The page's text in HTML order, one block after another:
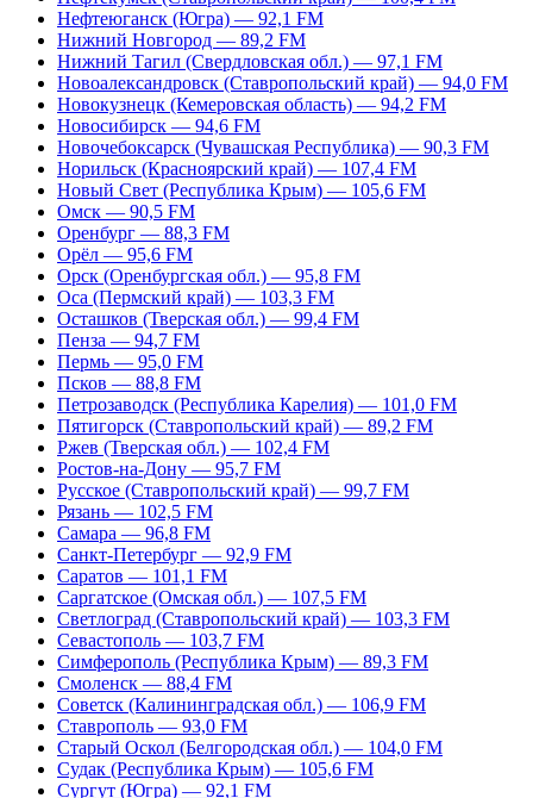
Нефтеюганск (Югра) — 92,1 FM
Нижний Новгород — 89,2 FM
Нижний Тагил (Свердловская обл.) — 97,1 FM
Новоалександровск (Ставропольский край) — 94,0 FM
Новокузнецк (Кемеровская область) — 94,2 FM
Новосибирск — 94,6 FM
Новочебоксарск (Чувашская Республика) — 90,3 FM
Норильск (Красноярский край) — 107,4 FM
Новый Свет (Республика Крым) — 105,6 FM
Омск — 90,5 FM
Оренбург — 88,3 FM
Орёл — 95,6 FM
Орск (Оренбургская обл.) — 95,8 FM
Оса (Пермский край) — 103,3 FM
Осташков (Тверская обл.) — 99,4 FM
Пенза — 94,7 FM
Пермь — 95,0 FM
Псков — 88,8 FM
Петрозаводск (Республика Карелия) — 101,0 FM
Пятигорск (Ставропольский край) — 89,2 FM
Ржев (Тверская обл.) — 102,4 FM
Ростов-на-Дону — 95,7 FM
Русское (Ставропольский край) — 99,7 FM
Рязань — 102,5 FM
Самара — 96,8 FM
Санкт-Петербург — 92,9 FM
Саратов — 101,1 FM
Саргатское (Омская обл.) — 107,5 FM
Светлоград (Ставропольский край) — 103,3 FM
Севастополь — 103,7 FM
Симферополь (Республика Крым) — 89,3 FM
Смоленск — 88,4 FM
Советск (Калининградская обл.) — 106,9 FM
Ставрополь — 93,0 FM
Старый Оскол (Белгородская обл.) — 104,0 FM
Судак (Республика Крым) — 105,6 FM
Сургут (Югра) — 92,1 FM